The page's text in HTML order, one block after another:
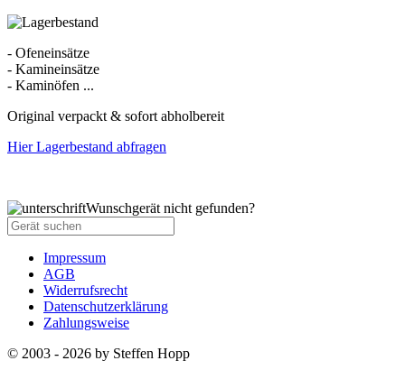
- Ofeneinsätze
- Kamineinsätze
- Kaminöfen ...
Original verpackt & sofort abholbereit
Hier Lagerbestand abfragen
Wunschgerät nicht gefunden?
Impressum
AGB
Widerrufsrecht
Datenschutzerklärung
Zahlungsweise
© 2003 - 2026 by Steffen Hopp